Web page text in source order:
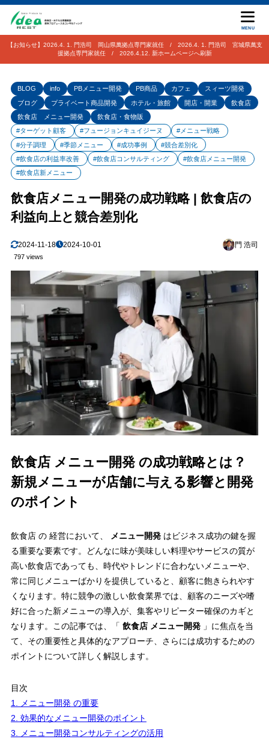
MENU
【お知らせ】2026.4. 1. 門浩司 岡山県萬拠点専門家就任 / 2026.4. 1. 門浩司 宮城県萬支
援拠点専門家就任 / 2026.4.12. 新ホームページへ刷新
BLOG info PBメニュー開発 PB商品 カフェ
スィーツ開発
ブログ
プライベート商品開発 ホテル・旅館 開店・開業
飲食店
飲食店 メニュー開発
飲食店・食物販
#ターゲット顧客
#フュージョンキュイジーヌ
#メニュー戦略
#分子調理
#季節メニュー #成功事例
#競合差別化
#飲食店の利益率改善
#飲食店コンサルティング
#飲食店メニュー開発
#飲食店新メニュー
飲食店メニュー開発の成功戦略 | 飲食店の
利益向上と競合差別化
2024-11-18 2024-10-01 門 浩司
797 views
飲食店 メニュー開発 の成功戦略とは？
新規メニューが店舗に与える影響と開発
のポイント
飲食店 の 経営において、 メニュー開発 はビジネス成功の鍵を握
る重要な要素です。どんなに味が美味しい料理やサービスの質が
高い飲食店であっても、時代やトレンドに合わないメニューや、
常に同じメニューばかりを提供していると、顧客に飽きられやす
くなります。特に競争の激しい飲食業界では、顧客のニーズや嗜
好に合った新メニューの導入が、集客やリピーター確保のカギと
なります。この記事では、「 飲食店 メニュー開発 」に焦点を当
て、その重要性と具体的なアプローチ、さらには成功するための
ポイントについて詳しく解説します。
目次
1. メニュー開発 の重要
2. 効果的なメニュー開発のポイント
3. メニュー開発コンサルティングの活用